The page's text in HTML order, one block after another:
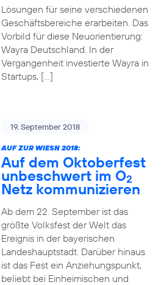
Lösungen für seine verschiedenen
Geschäftsbereiche erarbeiten. Das
Vorbild für diese Neuorientierung:
Wayra Deutschland. In der
Vergangenheit investierte Wayra in
Startups, […]
19. September 2018
AUF ZUR WIESN 2018:
Auf dem Oktoberfest
unbeschwert im O2
Netz kommunizieren
Ab dem 22. September ist das
größte Volksfest der Welt das
Ereignis in der bayerischen
Landeshauptstadt. Darüber hinaus
ist das Fest ein Anziehungspunkt,
beliebt bei Einheimischen und